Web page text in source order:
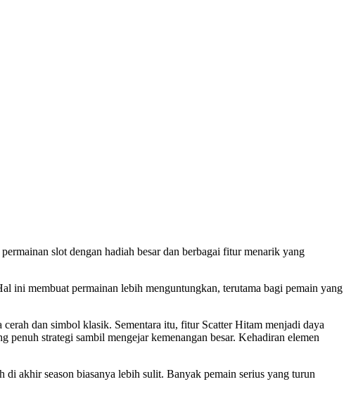
slot dengan hadiah besar dan berbagai fitur menarik yang
ini membuat permainan lebih menguntungkan, terutama bagi pemain yang
dan simbol klasik. Sementara itu, fitur Scatter Hitam menjadi daya
strategi sambil mengejar kemenangan besar. Kehadiran elemen
di akhir season biasanya lebih sulit. Banyak pemain serius yang turun